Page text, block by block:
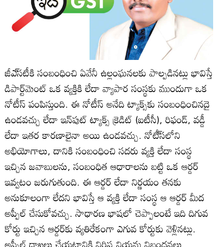
జీఎ్‌సటీకి సంబంధించి ఏవేనీ ఉల్లంఘనలకు పాల్పడినట్లు భావిస్తే
డిపార్ట్‌మెంట్‌ ఒక వ్యక్తికి లేదా వ్యాపార సంస్థకు ముందుగా ఒక
నోటీస్‌ పంపిస్తుంది. ఈ నోటీస్‌ అనేది ట్యాక్స్‌కు సంబంధించినదై
ఉండవచ్చు లేదా ఇన్‌పుట్‌ ట్యాక్స్‌ క్రెడిట్‌ (ఐటీసీ), రిఫండ్‌, వడ్డీ
లేదా ఇతర కారణాలైనా అయి ఉండవచ్చు. నోటీ్‌సలోని
అభియోగాలు, దానికి సంబంధించి సదరు వ్యక్తి లేదా సంస్థ
ఇచ్చిన జవాబులను, సంబంధిత ఆధారాలను బట్టి ఒక ఆర్డర్‌
ఇవ్వటం జరుగుతుంది. ఈ ఆర్డర్‌ లేదా నిర్ణయం తనకు
అనుకూలంగా లేదని భావిస్తే ఆ వ్యక్తి లేదా సంస్థ ఆ ఆర్డర్‌ మీద
అప్పీల్‌ చేసుకోవచ్చు. సాధారణ భాషలో చెప్పాలంటే ఇది దిగువ
కోర్టు ఇచ్చిన ఆర్డర్‌కు వ్యతిరేకంగా ఎగువ కోర్టుకు వెళ్లినట్లు.